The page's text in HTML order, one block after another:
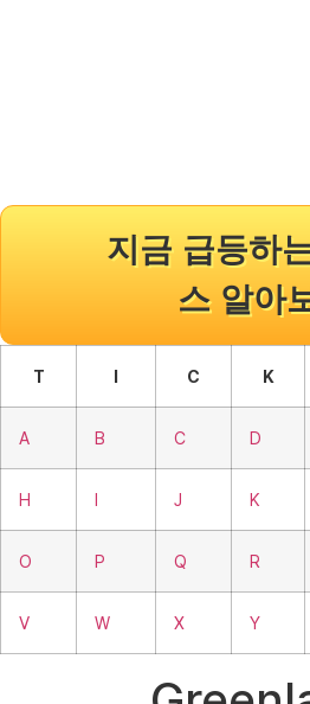
지금 급등하
스 알아
T I C K
A B C D
H I J K
O P Q R
V W X Y